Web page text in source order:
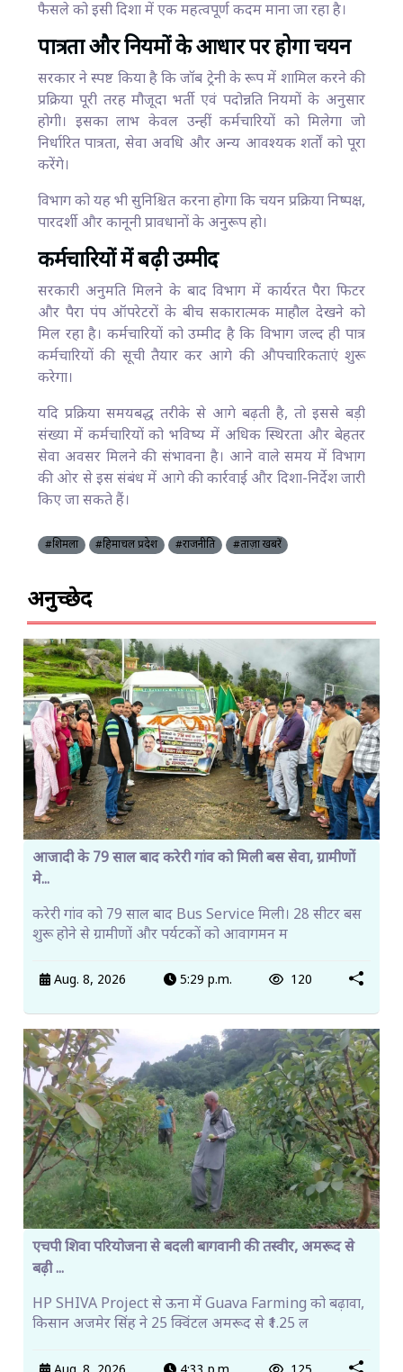
फैसले को इसी दिशा में एक महत्वपूर्ण कदम माना जा रहा है।
पात्रता और नियमों के आधार पर होगा चयन
सरकार ने स्पष्ट किया है कि जॉब ट्रेनी के रूप में शामिल करने की
प्रक्रिया पूरी तरह मौजूदा भर्ती एवं पदोन्नति नियमों के अनुसार
होगी। इसका लाभ केवल उन्हीं कर्मचारियों को मिलेगा जो
निर्धारित पात्रता, सेवा अवधि और अन्य आवश्यक शर्तों को पूरा
करेंगे।
विभाग को यह भी सुनिश्चित करना होगा कि चयन प्रक्रिया निष्पक्ष,
पारदर्शी और कानूनी प्रावधानों के अनुरूप हो।
कर्मचारियों में बढ़ी उम्मीद
सरकारी अनुमति मिलने के बाद विभाग में कार्यरत पैरा फिटर
और पैरा पंप ऑपरेटरों के बीच सकारात्मक माहौल देखने को
मिल रहा है। कर्मचारियों को उम्मीद है कि विभाग जल्द ही पात्र
कर्मचारियों की सूची तैयार कर आगे की औपचारिकताएं शुरू
करेगा।
यदि प्रक्रिया समयबद्ध तरीके से आगे बढ़ती है, तो इससे बड़ी
संख्या में कर्मचारियों को भविष्य में अधिक स्थिरता और बेहतर
सेवा अवसर मिलने की संभावना है। आने वाले समय में विभाग
की ओर से इस संबंध में आगे की कार्रवाई और दिशा-निर्देश जारी
किए जा सकते हैं।
#शिमला #हिमाचल प्रदेश #राजनीति #ताज़ा खबरें
अनुच्छेद
आजादी के 79 साल बाद करेरी गांव को मिली बस सेवा, ग्रामीणों
मे...
करेरी गांव को 79 साल बाद Bus Service मिली। 28 सीटर बस
शुरू होने से ग्रामीणों और पर्यटकों को आवागमन म
Aug. 8, 2026 5:29 p.m. 120
एचपी शिवा परियोजना से बदली बागवानी की तस्वीर, अमरूद से
बढ़ी ...
HP SHIVA Project से ऊना में Guava Farming को बढ़ावा,
किसान अजमेर सिंह ने 25 क्विंटल अमरूद से ₹1.25 ल